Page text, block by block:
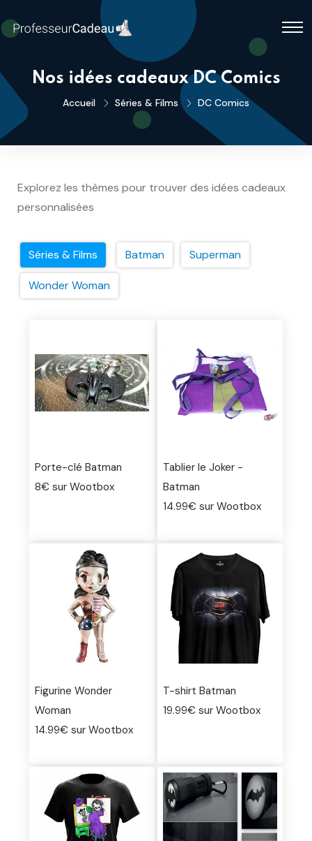
Nos idées cadeaux DC Comics
Accueil Séries & Films DC Comics
Explorez les thèmes pour trouver des idées cadeaux
personnalisées
Séries & Films Batman Superman
Wonder Woman
Porte-clé Batman
8€ sur Wootbox
Tablier le Joker -
Batman
14.99€ sur Wootbox
Figurine Wonder
Woman
14.99€ sur Wootbox
T-shirt Batman
19.99€ sur Wootbox